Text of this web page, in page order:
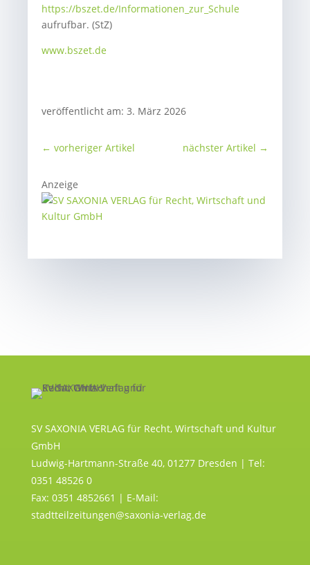
https://bszet.de/Informationen_zur_Schule
aufrufbar. (StZ)
www.bszet.de
veröffentlicht am: 3. März 2026
←vorheriger Artikel nächster Artikel →
Anzeige
SV SAXONIA VERLAG für Recht, Wirtschaft und Kultur
GmbH
Ludwig-Hartmann-Straße 40, 01277 Dresden | Tel:
0351 48526 0
Fax: 0351 4852661 | E-Mail:
stadtteilzeitungen@saxonia-verlag.de